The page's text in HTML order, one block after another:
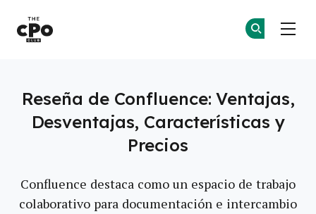
Reseña de Confluence: Ventajas,
Desventajas, Características y
Precios
Confluence destaca como un espacio de trabajo
colaborativo para documentación e intercambio